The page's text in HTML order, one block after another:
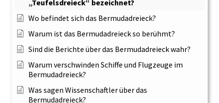
„Teufelsdreieck“ bezeichnet?
Wo befindet sich das Bermudadreieck?
Warum ist das Bermudadreieck so berühmt?
Sind die Berichte über das Bermudadreieck wahr?
Warum verschwinden Schiffe und Flugzeuge im
Bermudadreieck?
Was sagen Wissenschaftler über das
Bermudadreieck?